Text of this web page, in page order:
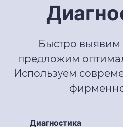
Быстро выявим
предложим
Используем
Диагностика